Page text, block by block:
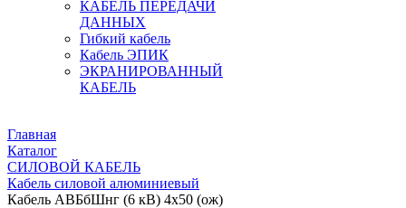
КАБЕЛЬ ПЕРЕДАЧИ
ДАННЫХ
Гибкий кабель
Кабель ЭПИК
ЭКРАНИРОВАННЫЙ
КАБЕЛЬ
Главная
Каталог
СИЛОВОЙ КАБЕЛЬ
Кабель силовой алюминиевый
Кабель АВБбШнг (6 кВ) 4х50 (ож)